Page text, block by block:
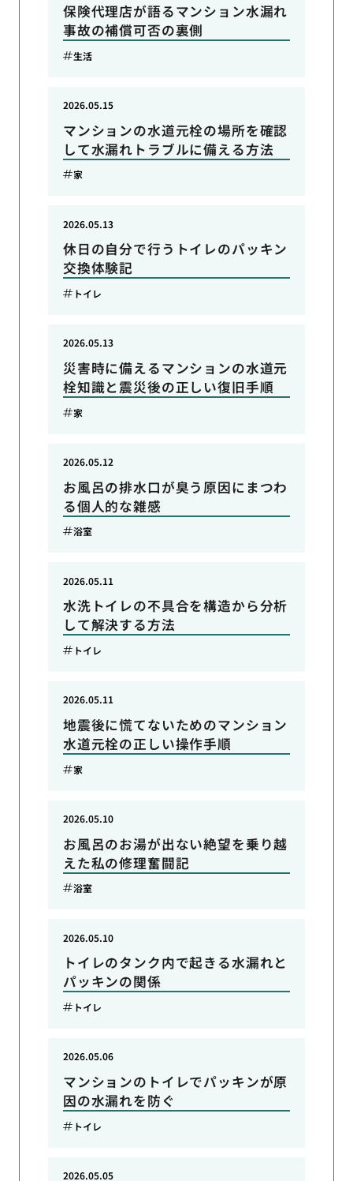
保険代理店が語るマンション水漏れ
事故の補償可否の裏側
生活
マンションの水道元栓の場所を確認
して水漏れトラブルに備える方法
2026.05.15
家
休日の自分で行うトイレのパッキン
交換体験記
2026.05.13
トイレ
災害時に備えるマンションの水道元
栓知識と震災後の正しい復旧手順
2026.05.13
家
お風呂の排水口が臭う原因にまつわ
る個人的な雑感
2026.05.12
浴室
水洗トイレの不具合を構造から分析
して解決する方法
2026.05.11
トイレ
地震後に慌てないためのマンション
水道元栓の正しい操作手順
2026.05.11
家
お風呂のお湯が出ない絶望を乗り越
えた私の修理奮闘記
2026.05.10
浴室
トイレのタンク内で起きる水漏れと
パッキンの関係
2026.05.10
トイレ
マンションのトイレでパッキンが原
因の水漏れを防ぐ
2026.05.06
トイレ
2026.05.05